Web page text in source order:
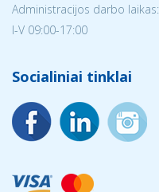
Administracijos darbo laikas:
I-V 09:00-17:00
Socialiniai tinklai